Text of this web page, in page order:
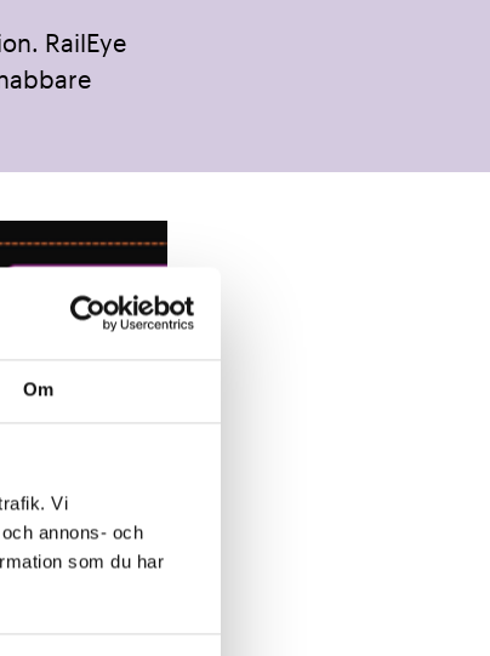
Om
Vi
annons- och
som du har
RailEye